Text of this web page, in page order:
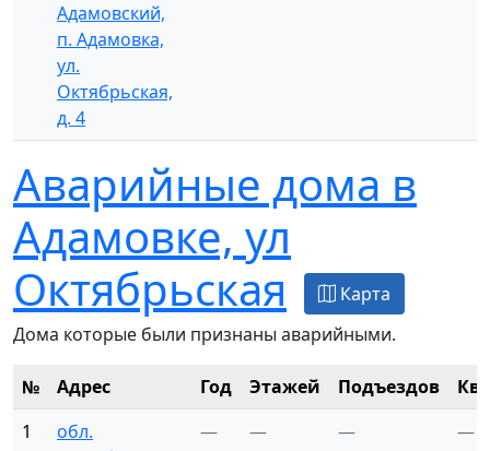
Адамовский,
п. Адамовка,
ул.
Октябрьская,
д. 4
Аварийные дома в
Адамовке, ул
Октябрьская
Карта
Дома которые были признаны аварийными.
№ Адрес Год Этажей Подъездов
1
обл.
— — — —